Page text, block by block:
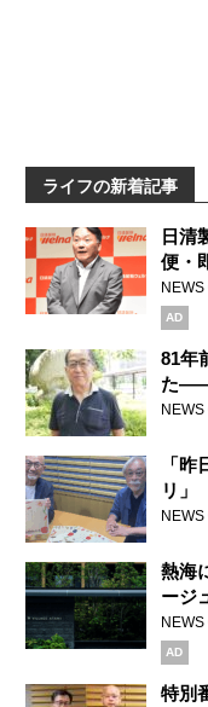
ライフの新着記事
日清
便・
展開
ブラ
AD
81年
た――
り継
「
リ」
見つ
熱海
ージ
AD
特別